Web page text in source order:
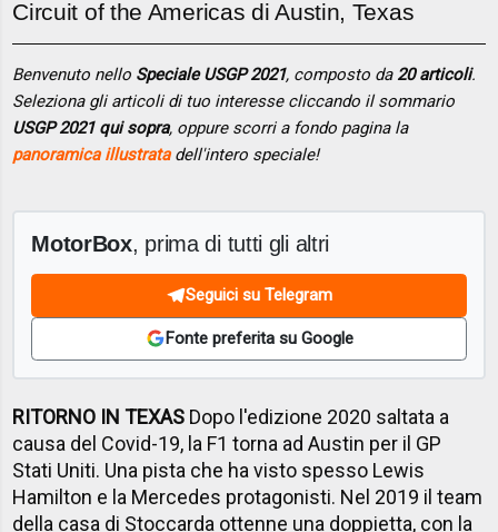
Circuit of the Americas di Austin, Texas
Benvenuto nello Speciale USGP 2021, composto da 20 articoli.
Seleziona gli articoli di tuo interesse cliccando il sommario
USGP 2021 qui sopra, oppure scorri a fondo pagina la
panoramica illustratadell'intero speciale!
MotorBox, prima di tutti gli altri
Seguici su Telegram
Fonte preferita su Google
RITORNO IN TEXAS Dopo l'edizione 2020 saltata a
causa del Covid-19, la F1 torna ad Austin per il GP
Stati Uniti. Una pista che ha visto spesso Lewis
Hamilton e la Mercedes protagonisti. Nel 2019 il team
della casa di Stoccarda ottenne una doppietta, con la